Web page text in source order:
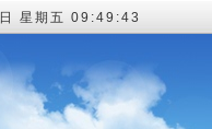
星期五 09:49:44